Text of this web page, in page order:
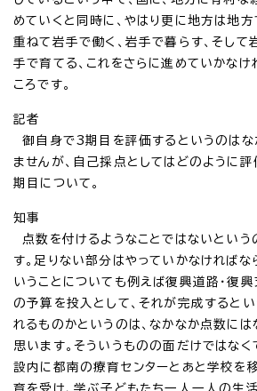
めていくと同時に、やはり更に地方は地
重ねて岩手で働く、岩手で暮らす、そして
手で育てる、これをさらに進めていかなけ
ころです。
記者
御自身で3期目を評価するというのはな
ませんが、自己採点としてはどのように
期目について。
知事
点数を付けるようなことではないとい
す。足りない部分はやっていかなければな
いうことについても例えば復興道路・復
の予算を投入として、それが完成すると
れるものかというのは、なかなか点数には
思います。そういうものの面だけではな
設内に都南の療育センターとあと学校を
育を受け、学ぶ子どもたち一人一人の生